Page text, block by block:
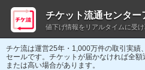
チケ流は運営25年・1,000万件の取引実績
セールです。チケットが届かなければ全
または高い場合があります。
チケット流通センター
値下げ情報をリアルタイムに受け